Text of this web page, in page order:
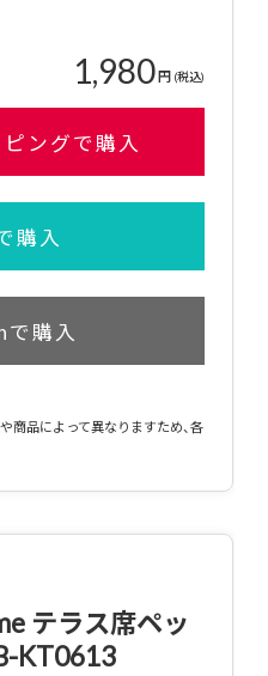
1,980円 (税込)
ングで購入
購入
購入
商品によって異なりますため、各
テラス席ペッ
KT0613